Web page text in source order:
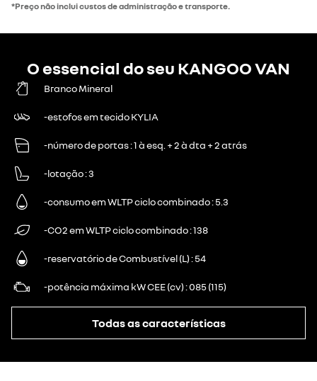
*Preço não inclui custos de administração e transporte.
O essencial do seu KANGOO VAN
Branco Mineral
-estofos em tecido KYLIA
-número de portas 1 à esq. + 2 à dta + 2 atrás
-lotação 3
-consumo em WLTP ciclo combinado 5.3
-CO2 em WLTP ciclo combinado 138
-reservatório de Combustível (L) 54
-potência máxima kW CEE (cv) 085 (115)
Todas as características